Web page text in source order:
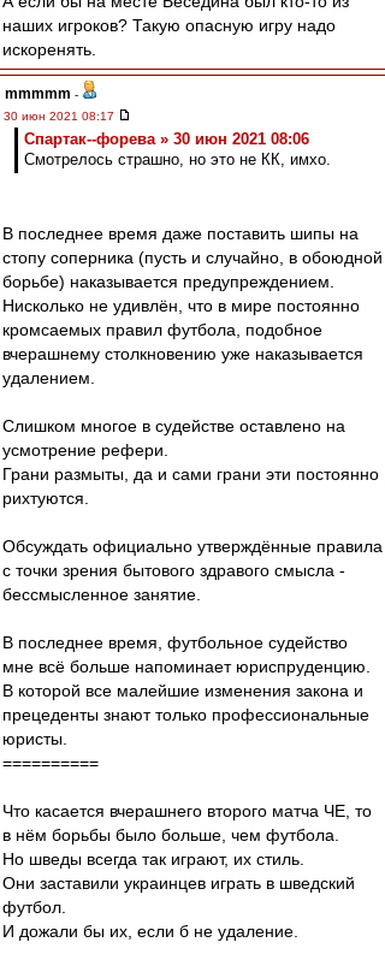
наших игроков? Такую опасную игру надо
искоренять.
mmmmm -
30 июн 2021 08:17
Cпартак--форева » 30 июн 2021 08:06
Смотрелось страшно, но это не КК, имхо.
В последнее время даже поставить шипы на
стопу соперника (пусть и случайно, в обоюдной
борьбе) наказывается предупреждением.
Нисколько не удивлён, что в мире постоянно
кромсаемых правил футбола, подобное
вчерашнему столкновению уже наказывается
удалением.
Слишком многое в судействе оставлено на
усмотрение рефери.
Грани размыты, да и сами грани эти постоянно
рихтуются.
Обсуждать официально утверждённые правила
с точки зрения бытового здравого смысла -
бессмысленное занятие.
В последнее время, футбольное судейство
мне всё больше напоминает юриспруденцию.
В которой все малейшие изменения закона и
прецеденты знают только профессиональные
юристы.
==========
Что касается вчерашнего второго матча ЧЕ, то
в нём борьбы было больше, чем футбола.
Но шведы всегда так играют, их стиль.
Они заставили украинцев играть в шведский
футбол.
И дожали бы их, если б не удаление.